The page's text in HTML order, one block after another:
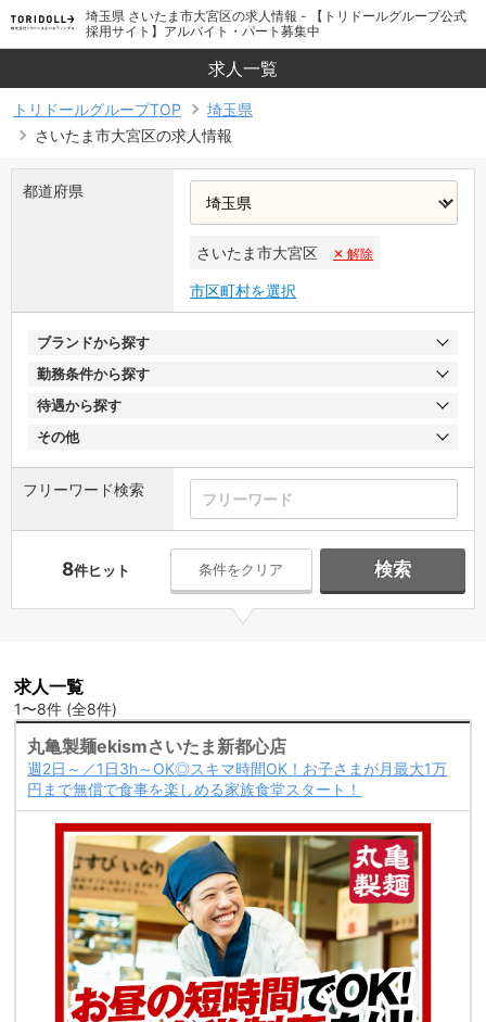
埼玉県 さいたま市大宮区の求人情報 - 【トリドールグループ公式
採用サイト】アルバイト・パート募集中
求人一覧
トリドールグループTOP
埼玉県
さいたま市大宮区の求人情報
都道府県
さいたま市大宮区 ✕ 解除
市区町村を選択
ブランドから探す
勤務条件から探す
待遇から探す
その他
フリーワード検索
8件ヒット 条件をクリア 検索
求人一覧
1〜8件 (全8件)
丸亀製麺ekismさいたま新都心店
週2日～／1日3h～OK◎スキマ時間OK！お子さまが月最大1万
円まで無償で食事を楽しめる家族食堂スタート！